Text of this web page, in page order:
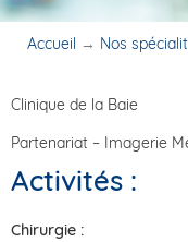
Accueil → Nos
Clinique de la Baie
Partenariat – Imagerie
Activités :
Chirurgie :